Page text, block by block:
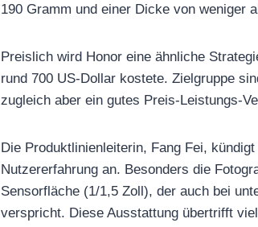
190 Gramm und einer Dicke von weniger
Preislich wird Honor eine ähnliche
rund 700 US-Dollar kostete. Zielgruppe
zugleich aber ein gutes Preis-Leistungs-
Die Produktlinienleiterin, Fang Fei,
Nutzererfahrung an. Besonders die
Sensorfläche (1/1,5 Zoll), der auch bei
verspricht. Diese Ausstattung übertrifft